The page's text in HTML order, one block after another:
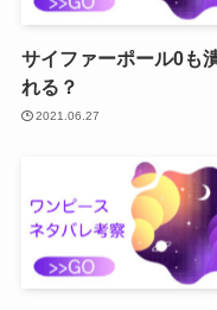
サイファーポール0も
れる？
2021.06.27